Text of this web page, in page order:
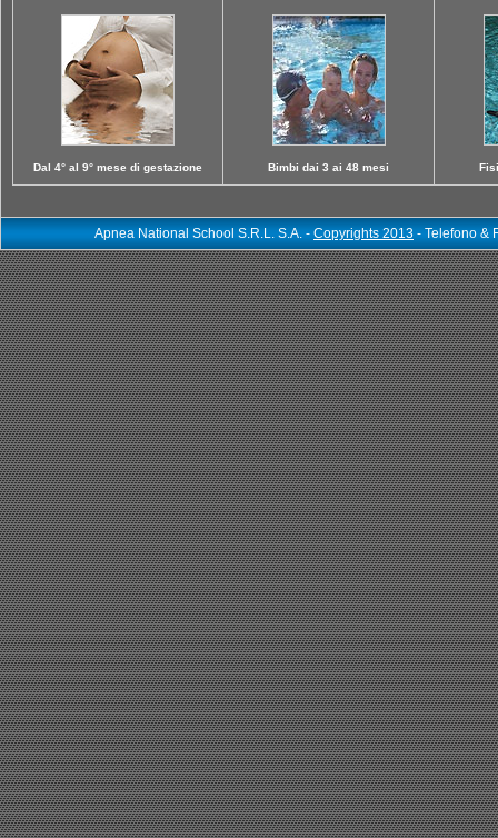
Dal 4° al 9° mese di gestazione Bimbi dai 3 ai 48 mesi
Apnea National School S.R.L. S.A. - Copyrights 2013 - Telefono &